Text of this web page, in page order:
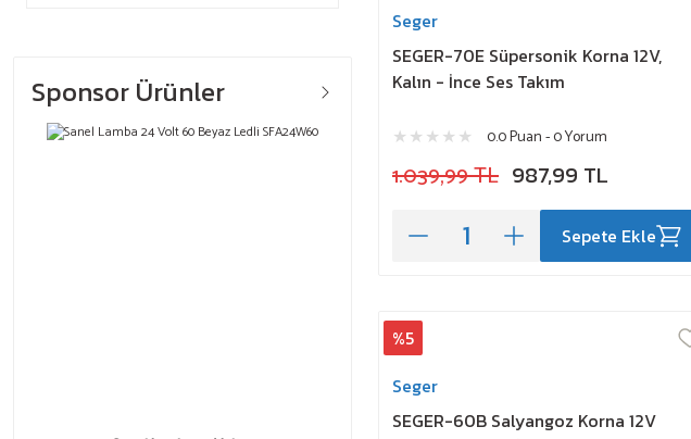
24v-korna (1)
Arap Korna (1)
Sponsor Ürünler
Seger
SEGER-70E Süpersonik Korna 12V,
Kalın - İnce Ses Takım
0.0 Puan - 0 Yorum
1.039,99 TL 987,99 TL
Sepete Ekle
%5
Seger
SEGER-60B Salyangoz Korna 12V